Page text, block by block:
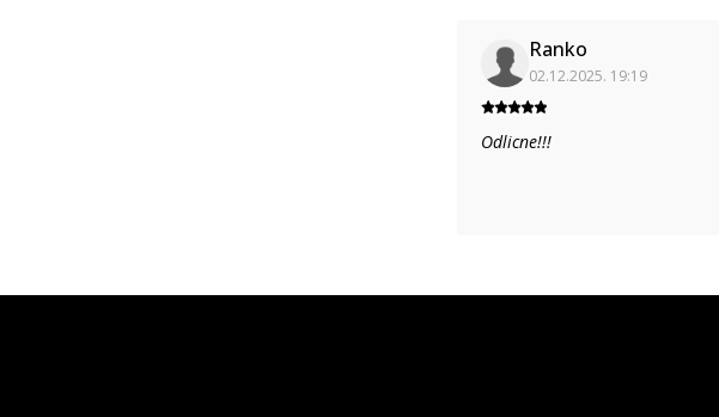
Ranko
02.12.2025. 19:19
Odlicne!!!